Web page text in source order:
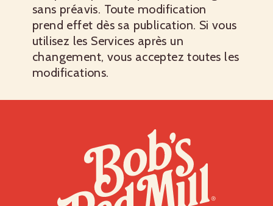
sans préavis. Toute modification
prend effet dès sa publication. Si vous
utilisez les Services après un
changement, vous acceptez toutes les
modifications.